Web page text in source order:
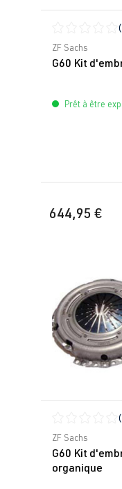
Note moyenne
ZF Sachs
G60 Kit
Prêt à être
644,95 €
Note moyenne
ZF Sachs
G60 Kit
organique